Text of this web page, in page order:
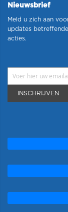
Nieuwsbrief
Meld u zich aan
updates
acties.
INSCHRIJVEN